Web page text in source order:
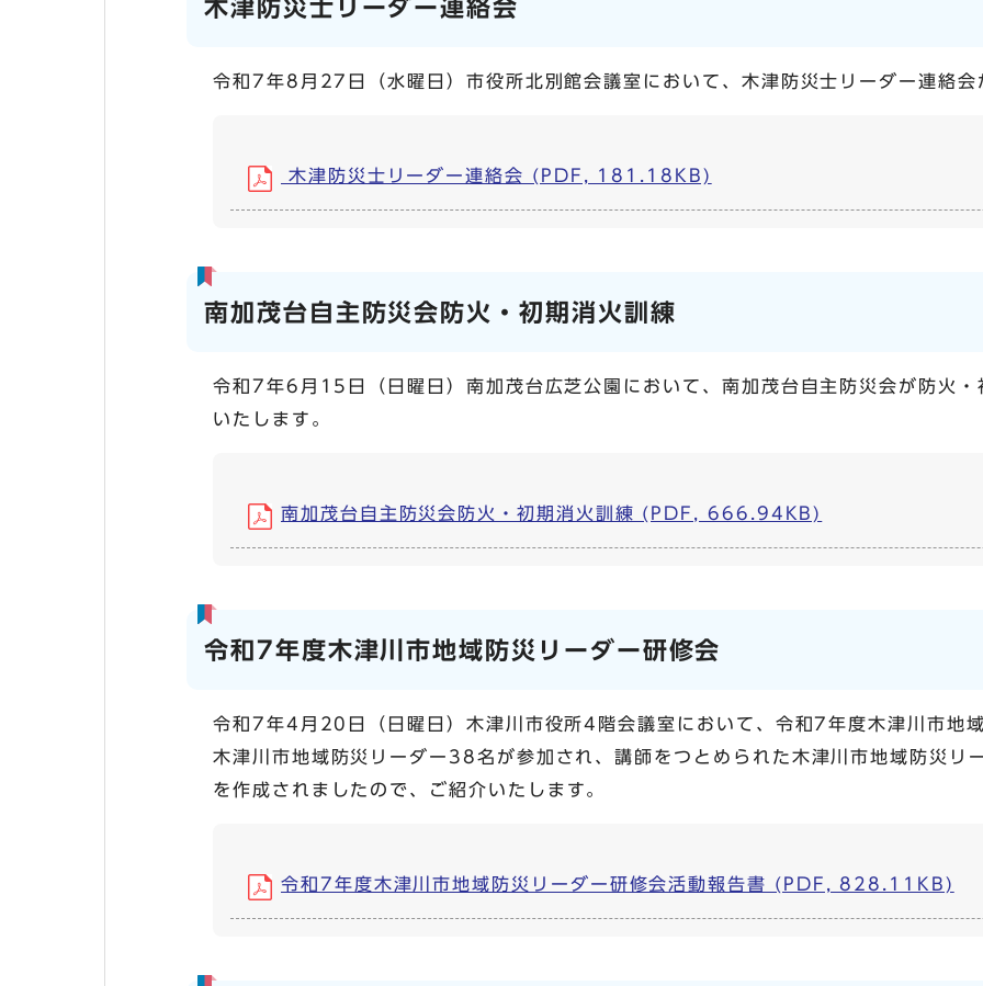
木津防災士リーダー連絡会
令和7年8月27日（水曜日）市役所北別館会議室において、木津防災士リーダー連絡会
木津防災士リーダー連絡会 (PDF, 181.18KB)
南加茂台自主防災会防火・初期消火訓練
令和7年6月15日（日曜日）南加茂台広芝公園において、南加茂台自主防災会が防火
いたします。
南加茂台自主防災会防火・初期消火訓練 (PDF, 666.94KB)
令和7年度木津川市地域防災リーダー研修会
令和7年4月20日（日曜日）木津川市役所4階会議室において、令和7年度木津川市地
木津川市地域防災リーダー38名が参加され、講師をつとめられた木津川市地域防災リ
を作成されましたので、ご紹介いたします。
令和7年度木津川市地域防災リーダー研修会活動報告書 (PDF, 828.11KB)